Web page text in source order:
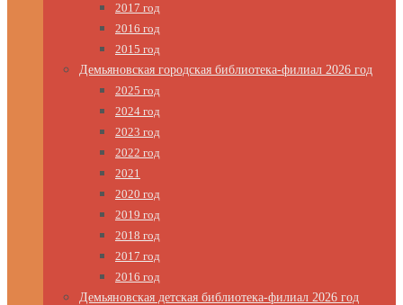
2017 год
2016 год
2015 год
Демьяновская городская библиотека-филиал 2026 год
2025 год
2024 год
2023 год
2022 год
2021
2020 год
2019 год
2018 год
2017 год
2016 год
Демьяновская детская библиотека-филиал 2026 год